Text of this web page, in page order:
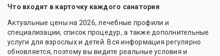
Что входит в карточку каждого санатория
Актуальные цены на 2026, лечебные профили и
специализации, список процедур, а также дополнительные
услуги для взрослых и детей. Вся информация регулярно
обновляется, поэтому вы видите реальные условия и